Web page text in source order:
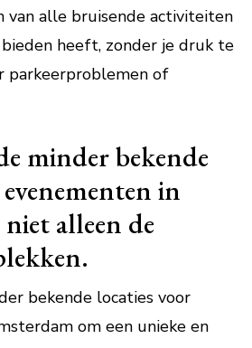
van alle bruisende activiteiten
heeft, zonder je druk te
parkeerproblemen of
minder bekende
in
alleen de
bekende locaties voor
om een unieke en